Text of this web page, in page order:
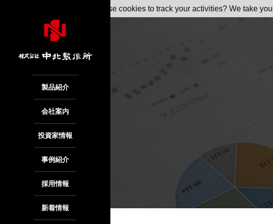
製品紹介
会社案内
投資家情報
事例紹介
採用情報
新着情報
May we use cookies to track your activities? We take